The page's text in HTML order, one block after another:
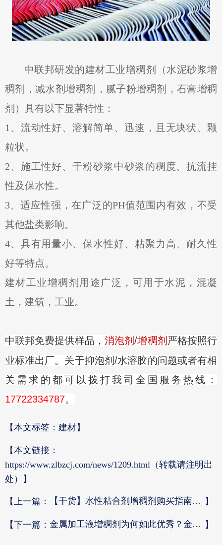
中联邦研发的建材工业增稠剂（水泥砂浆增
稠剂，减水剂增稠剂，腻子粉增稠剂，石膏增稠
剂）具有以下显著特性：
1、流动性好、溶解简单、迅速，且无块状、颗
粒状。
2、施工性好、干粉砂浆中砂浆的稠度、抗流挂
性及保水性。
3、适应性强，在广泛的PH值范围内有效，不受
其他盐类影响。
4、具有用量小、保水性好、粘聚力高、耐久性
好等特点。
建材工业增稠剂用途广泛，可用于水泥，混凝
土，建筑，工业。
中联邦免费提供样品， 消泡剂/增稠剂 严格按照行
业标准出厂。关于抑泡剂/水溶胶的问题或者有相
关需求的都可以拨打我司全国服务热线：
17722334787。
【本文标签：建材】
【本文链接：
https://www.zlbzcj.com/news/1209.html（转载请注明出
处）】
【上一篇： 【干货】水性粘合剂增稠剂购买指南！杜绝被坑！ 】
【下一篇： 金属加工液增稠剂为何如此优秀？金属加工行业有它可以直面难关了 】